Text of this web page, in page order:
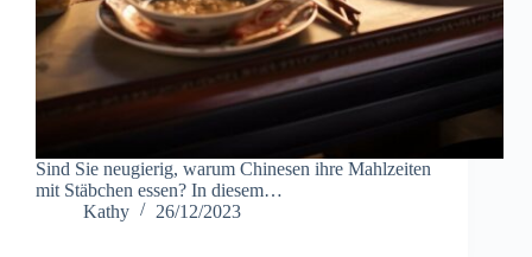
Sind Sie neugierig, warum Chinesen ihre Mahlzeiten
mit Stäbchen essen? In diesem…
Kathy
26/12/2023